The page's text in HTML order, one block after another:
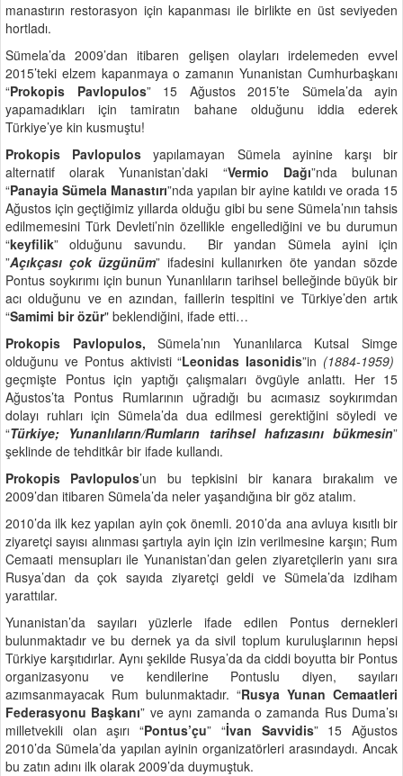
manastırın restorasyon için kapanması ile birlikte en üst seviyeden
hortladı.
Sümela’da 2009’dan itibaren gelişen olayları irdelemeden evvel
2015’teki elzem kapanmaya o zamanın Yunanistan Cumhurbaşkanı
“Prokopis Pavlopulos” 15 Ağustos 2015’te Sümela’da ayin
yapamadıkları için tamiratın bahane olduğunu iddia ederek
Türkiye’ye kin kusmuştu!
Prokopis Pavlopulos yapılamayan Sümela ayinine karşı bir
alternatif olarak Yunanistan’daki “Vermio Dağı”nda bulunan
“Panayia Sümela Manastırı”nda yapılan bir ayine katıldı ve orada 15
Ağustos için geçtiğimiz yıllarda olduğu gibi bu sene Sümela’nın tahsis
edilmemesini Türk Devleti’nin özellikle engellediğini ve bu durumun
“keyfilik” olduğunu savundu. Bir yandan Sümela ayini için
”Açıkçası çok üzgünüm” ifadesini kullanırken öte yandan sözde
Pontus soykırımı için bunun Yunanlıların tarihsel belleğinde büyük bir
acı olduğunu ve en azından, faillerin tespitini ve Türkiye’den artık
“Samimi bir özür" beklendiğini, ifade etti…
Prokopis Pavlopulos, Sümela’nın Yunanlılarca Kutsal Simge
olduğunu ve Pontus aktivisti “Leonidas Iasonidis”in (1884-1959)
geçmişte Pontus için yaptığı çalışmaları övgüyle anlattı. Her 15
Ağustos’ta Pontus Rumlarının uğradığı bu acımasız soykırımdan
dolayı ruhları için Sümela’da dua edilmesi gerektiğini söyledi ve
“Türkiye; Yunanlıların/Rumların tarihsel hafızasını bükmesin”
şeklinde de tehditkâr bir ifade kullandı.
Prokopis Pavlopulos’un bu tepkisini bir kanara bırakalım ve
2009’dan itibaren Sümela’da neler yaşandığına bir göz atalım.
2010’da ilk kez yapılan ayin çok önemli. 2010’da ana avluya kısıtlı bir
ziyaretçi sayısı alınması şartıyla ayin için izin verilmesine karşın; Rum
Cemaati mensupları ile Yunanistan’dan gelen ziyaretçilerin yanı sıra
Rusya’dan da çok sayıda ziyaretçi geldi ve Sümela’da izdiham
yarattılar.
Yunanistan’da sayıları yüzlerle ifade edilen Pontus dernekleri
bulunmaktadır ve bu dernek ya da sivil toplum kuruluşlarının hepsi
Türkiye karşıtıdırlar. Aynı şekilde Rusya’da da ciddi boyutta bir Pontus
organizasyonu ve kendilerine Pontuslu diyen, sayıları
azımsanmayacak Rum bulunmaktadır. “Rusya Yunan Cemaatleri
Federasyonu Başkanı” ve aynı zamanda o zamanda Rus Duma’sı
milletvekili olan aşırı “Pontus’çu” “İvan Savvidis” 15 Ağustos
2010’da Sümela’da yapılan ayinin organizatörleri arasındaydı. Ancak
bu zatın adını ilk olarak 2009’da duymuştuk.